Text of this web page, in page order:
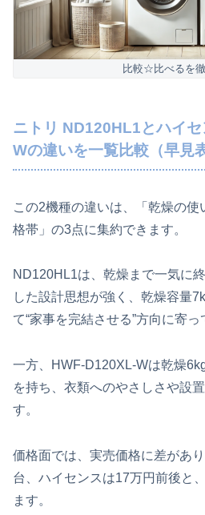
比較☆比べるを
ニトリ ND120HL1とハイ
Wの違いを一覧比較（早見表
この2機種の違いは、「乾燥の
格帯」の3点に集約できます。
ND120HL1は、乾燥まで一気に
した設計思想が強く、乾燥容量
て“家事を完結させる”方向に寄っ
一方、HWF-D120XL-Wは乾燥
を持ち、衣類へのやさしさや設
す。
価格面では、実売価格に差があ
台、ハイセンスは17万円前後と
ます。